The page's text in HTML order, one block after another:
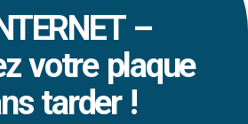
–
votre plaque
tarder !